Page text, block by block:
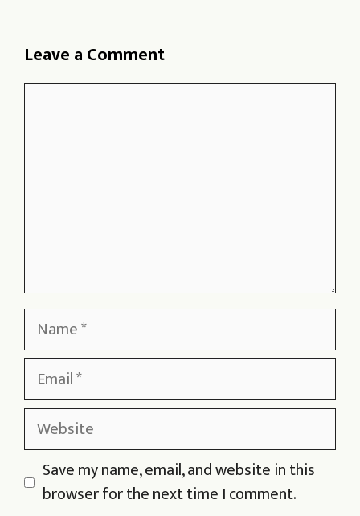
Leave a Comment
Name
Email
Website
Save my name, email, and website in this
browser for the next time I comment.